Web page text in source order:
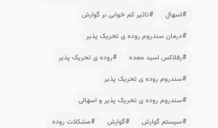
#تاثیر کم خوابی بر گوارش
#درمان سندروم روده ی تحریک پذیر
#رفلاکس اسید معده
#روده ی تحریک پذیر
#سندروم روده ی تحریک پذیر
#سندروم روده ی تحریک پذیر و اسهالی
#سیستم گوارش
#گوارش
#مشکلات روده